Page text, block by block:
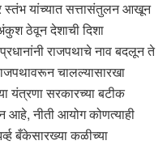
स्तंभ यांच्यात सत्तासंतुलन आखून
ठेवून देशाची दिशा
राजपथाचे नाव बदलून ते
चालल्यासारखा
यंत्रणा सरकारच्या बटीक
नीती आयोग कोणत्याही
बँकेसारख्या कळीच्या